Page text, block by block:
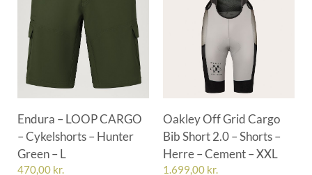
Endura – LOOP CARGO
– Cykelshorts – Hunter
Green – L
470,00 kr.
Oakley Off Grid Cargo
Bib Short 2.0 – Shorts –
Herre – Cement – XXL
1.699,00 kr.